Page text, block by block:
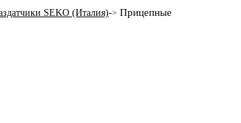
SEKO (Италия)-> Прицепные